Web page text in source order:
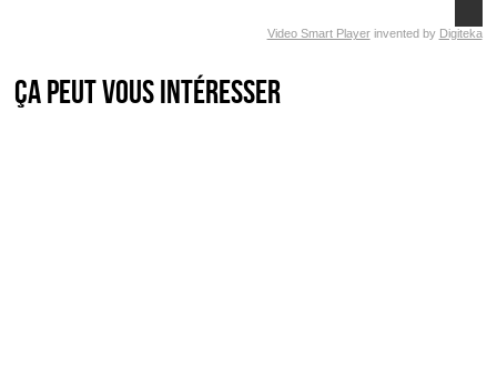
Video Smart Playerinvented by Digiteka
Ça peut vous intéresser